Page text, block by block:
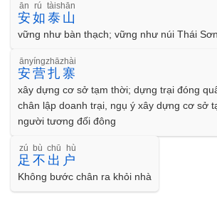
安如泰山
ān rú tàishān
vững như bàn thạch; vững như núi Thái
安营扎寨
ānyíngzhāzhài
xây dựng cơ sở tạm thời; dựng trại đóng
chân lập doanh trại, ngụ ý xây dựng cơ sở
người tương đối đông
足不出户
zú bù chū hù
Không bước chân ra khỏi nhà